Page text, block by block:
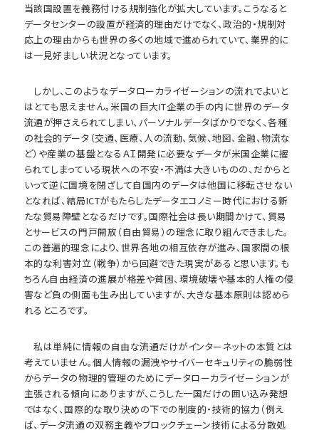
当該国設置を義務付ける規制強化が拡大しています。こうなると
データセンターの設置が経済的理由だけでなく、政治的・規制対
応上の理由からも世界の多くの地域で進められていて、業界的に
は一見好ましい状況となっています。
しかし、このようなデータローカライゼーションの流れでよいと
はとても思えません。米国の巨大IT企業の手の内に世界のデータ
流通が押さえられてしまい、パーソナルデータばかりでなく、各種
の社会的データ（交通、医療、人の流動、気候、地図、金融、物流な
ど）や産業の基盤となるＡＩ開発に必要なデータが米国企業に握
られてしまっている現状への不安・不満は大きいものの、だからと
いって逆に国境を閉ざして自国内のデータは他国に移転させない
となれば、結局ICTがもたらしたデータエコノミー時代における新
たな貿易障壁となるだけです。国際社会は長い期間かけて、貿易
とサービスの門戸開放（自由貿易）の理念に取り組んできました。
この普遍的理念により、世界各地の相互依存が進み、国家間の根
本的な利害対立（戦争）から回避できた現実があると思います。も
ちろん自由経済の進展が格差や貧困、環境破壊や基本的人権の侵
害など負の側面も生み出していますが、大きな基本原則は認めら
れるところです。
私は単純に情報の自由な流通だけがインターネットの本質とは
考えていません。個人情報の漏洩やサイバーセキュリティの脆弱性
からデータの物理的管理のためにデータローカライゼーションが
主張される傾向にありますが、こうした一国だけの囲い込み発想
ではなく、国際的な取り決めの下での制度的・技術的協力（例え
ば、データ流通の双務主義やブロックチェーン技術による分散処